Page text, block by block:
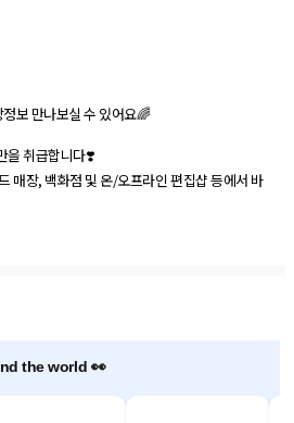
보 만나보실 수 있어요🌈
을 취급합니다❣️
매장, 백화점 및 온/오프라인 편집샵 등에서 바
the world 👀